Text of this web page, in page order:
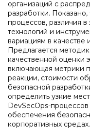
организаций с
разработки.
процессов, различия
технологий и
вариациям в качестве
Предлагается
качественной оценки
включающая метрики
реакции, стоимости
безопасной
определить узкие
DevSecOps-процессов
обеспечения
корпоративных средах.